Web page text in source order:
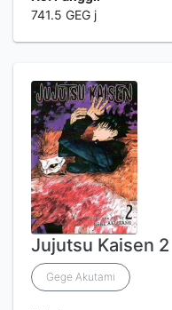
741.5 GEG j
Jujutsu Kaisen 2
Gege Akutami